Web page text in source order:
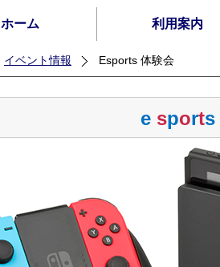
ホーム 利用案内
イベント情報 Esports 体験会
e sports